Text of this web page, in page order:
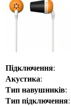
Підключення:
Акустика:
Тип навушників:
Тип підключення: